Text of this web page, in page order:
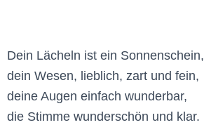
Dein Lächeln ist ein Sonnenschein,
dein Wesen, lieblich, zart und fein,
deine Augen einfach wunderbar,
die Stimme wunderschön und klar.